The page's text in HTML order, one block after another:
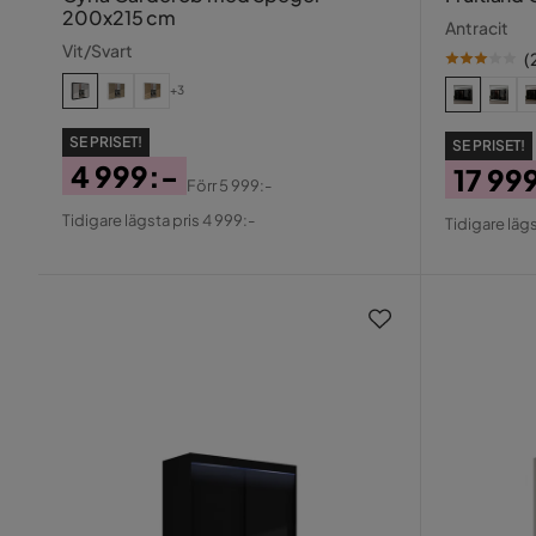
200x215 cm
Vit/Svart
+3
SE PRISET!
Pris
4 999:-
Original
Förr5 999:-
Tidigare lägsta pris 4 999:-
Antracit
(
SE PRISET!
Pris
17
Tidigare